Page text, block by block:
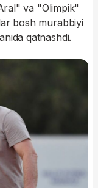
va "Olimpik"
bosh murabbiyi
qatnashdi.